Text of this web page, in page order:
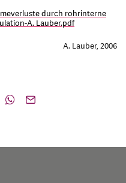
durch rohrinterne
A. Lauber.pdf
A. Lauber, 2006